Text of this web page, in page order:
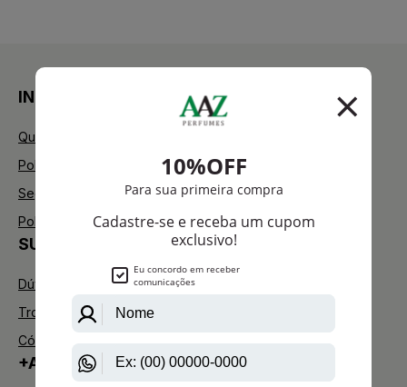
INSTITUCIONAL
Quem Somos
Política de Privacidade
Segurança
Política de Troca
SUPORTE
Dúvidas Frequentes
Trocas e Devoluções
Código de defesa do consumidor
+AAZ PERFUMES